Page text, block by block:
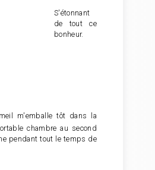
S'étonnant
de tout ce
bonheur.
m'emballe tôt dans la
chambre au second
pendant tout le temps de